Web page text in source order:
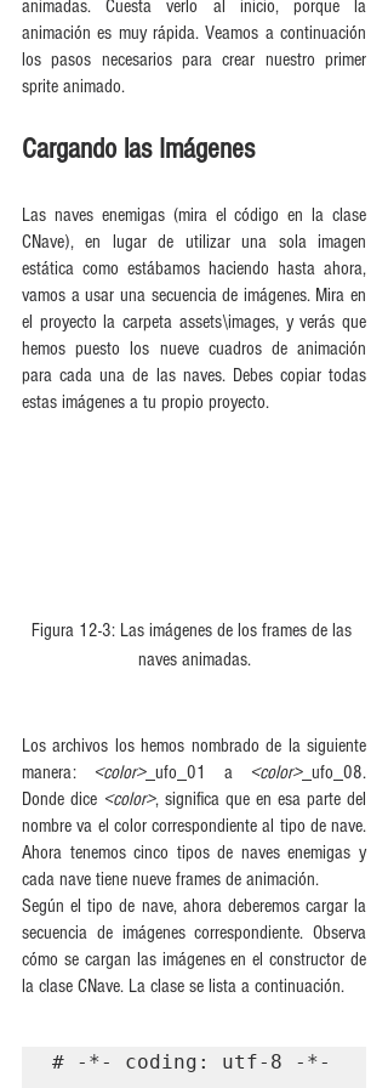
animadas. Cuesta verlo al inicio, porque la
animación es muy rápida. Veamos a continuación
los pasos necesarios para crear nuestro primer
sprite animado.
Cargando las Imágenes
Las naves enemigas (mira el código en la clase
CNave), en lugar de utilizar una sola imagen
estática como estábamos haciendo hasta ahora,
vamos a usar una secuencia de imágenes. Mira en
el proyecto la carpeta assets\images, y verás que
hemos puesto los nueve cuadros de animación
para cada una de las naves. Debes copiar todas
estas imágenes a tu propio proyecto.
Figura 12-3: Las imágenes de los frames de las
naves animadas.
Los archivos los hemos nombrado de la siguiente
manera: <color>_ufo_01 a <color>_ufo_08.
Donde dice <color>, significa que en esa parte del
nombre va el color correspondiente al tipo de nave.
Ahora tenemos cinco tipos de naves enemigas y
cada nave tiene nueve frames de animación.
Según el tipo de nave, ahora deberemos cargar la
secuencia de imágenes correspondiente. Observa
cómo se cargan las imágenes en el constructor de
la clase CNave. La clase se lista a continuación.
# -*- coding: utf-8 -*-